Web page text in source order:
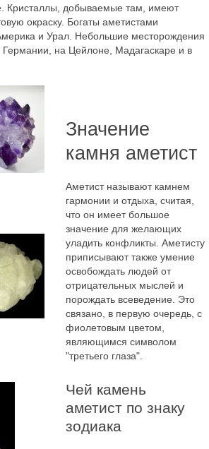
Кристаллы, добываемые там, имеют
окраску. Богаты аметистами
и Урал. Небольшие месторождения
Германии, на Цейлоне, Мадагаскаре и в
Значение
камня аметист
Аметист называют камнем
гармонии и отдыха, считая,
что он имеет большое
значение для желающих
уладить конфликты. Аметисту
приписывают также умение
освобождать людей от
отрицательных мыслей и
порождать всеведение. Это
связано, в первую очередь, с
фиолетовым цветом,
являющимся символом
"третьего глаза".
Чей камень
аметист по знаку
зодиака